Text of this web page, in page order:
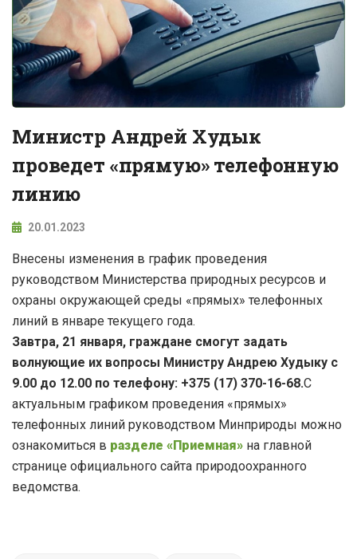
Министр Андрей Худык
проведет «прямую» телефонную
линию
20.01.2023
Внесены изменения в график проведения
руководством Министерства природных ресурсов и
охраны окружающей среды «прямых» телефонных
линий в январе текущего года.
Завтра, 21 января, граждане смогут задать
волнующие их вопросы Министру Андрею Худыку с
9.00 до 12.00 по телефону: +375 (17) 370-16-68.С
актуальным графиком проведения «прямых»
телефонных линий руководством Минприроды можно
ознакомиться в разделе «Приемная» на главной
странице официального сайта природоохранного
ведомства.